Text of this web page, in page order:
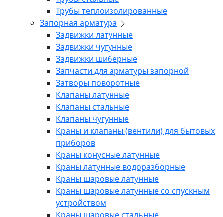
Трубы теплоизолированные
Запорная арматура
Задвижки латунные
Задвижки чугунные
Задвижки шиберные
Запчасти для арматуры запорной
Затворы поворотные
Клапаны латунные
Клапаны стальные
Клапаны чугунные
Краны и клапаны (вентили) для бытовых
приборов
Краны конусные латунные
Краны латунные водоразборные
Краны шаровые латунные
Краны шаровые латунные со спускным
устройством
Краны шаровые стальные